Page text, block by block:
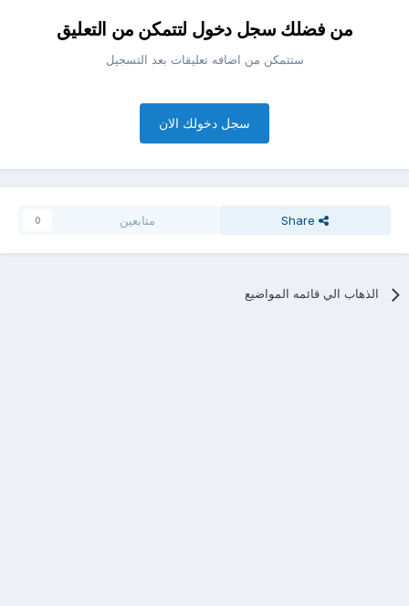
من فضلك سجل دخول لتتمكن من التعليق
ستتمكن من اضافه تعليقات بعد التسجيل
سجل دخولك الان
Share متابعين 0
الذهاب الي قائمه المواضيع